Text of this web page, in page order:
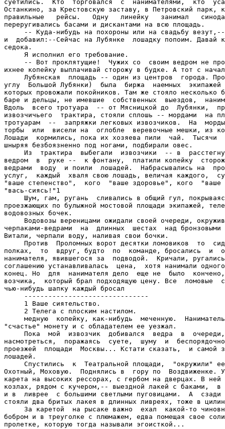
суетились.  Кто  торговался  с  нанимателями,  кто
Останкино, за Крестовскую заставу, в Петровский парк,
правильные   рейсы.   Одну   линейку   занимал
переругивались басами и дискантами на всю площадь.
-- Куда-нибудь на похороны или на свадьбу
и  добавил:--Сейчас на Лубянке  лошадку попоим. Давай
седока.
     Я исполнил его требование.
-- Вот проклятущие!  Чужих со  своим ведром не
ихнее копейку выплачивай сторожу в будке. А тот с
Лубянская  площадь -- один из центров  города.
углу  Большой Лубянки)  была  биржа  наемных
которых провожали покойников. Там же стояло несколько
баре и дельцы, не имевшие  собственных  выездов,
Вдоль  всего тротуара  -- от Мясницкой до  Лубянки,
извозчичьего  трактира, стояли сплошь -- мордами  на
тротуарам  --  запряжки легковых извозчиков.  На
торбы  или  висели на  оглобле  веревочные мешки, из
Лошади  кормились, пока их хозяева пили  чай.  Тысячи
шныряя безбоязненно под ногами, подбирали овес.
Из  трактира  выбегали  извозчики  -- в
ведром  в  руке --  к фонтану,  платили копейку
ведрами  воду  и поили  лошадей.  Набрасывались на
услуг,  каждый  хваля свою лошадь, величая каждого,
"ваше степенство",  кого  "ваше здоровье", кого
"вась-сиясь!"1
Шум, гам, ругань  сливались в общий гул,
проезжающих по булыжной мостовой площади экипажей,
водовозных бочек.
Водовозы вереницами ожидали своей очереди,
черпаками-ведрами  на  длинных  шестах  над бронзовыми
Витали, черпали воду, наливая свои бочки.
Против  Проломных ворот десятки ломовиков  то
полках,  то  вдруг, будто  по  команде, бросались  и
нанимателя, явившегося за  подводой.  Кричали,
соглашению устанавливалась  цена,  хотя нанимали
конец. Но  для  нанимателя дело  еще не  было
возчика,  который брал подходящую цену. Все  ломовые
чью-нибудь шапку каждый бросал
     -------------------------------
     1 Ваше сиятельство.
     2 Телега с плоским настилом.
медную  копейку, как-нибудь  меченную.
"счастье" монету и с обладателем ее уезжал.
Пока  мой  извозчик  добивался  ведра  в
насмотреться,  поражаясь  суете,  шуму  и
проезжей  площади  Москвы... Кстати сказать,  и самой
лошадей.
Спустились  к  Театральной площади,  "окружили"
Охотный, Моховую.  Поднялись в  гору по  Воздвиженке.
карета на высоких рессорах, с гербом на дверцах. В
козлах, рядом с кучером,-- выездной лакей с баками,  в
и в  ливрее  с большими светлыми пуговицами.  А
стояли два бритых лакея в длинных ливреях, тоже в
За каретой  на рысаке важно  ехал  какой-то
бобром и в треуголке с плюмажем, едва помещая свое
пролетке, которую тогда называли эгоисткой...